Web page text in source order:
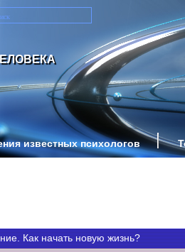
известных психологов
Как начать новую жизнь?